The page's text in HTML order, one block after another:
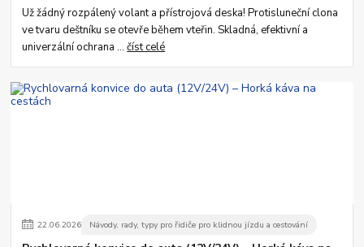
Už žádný rozpálený volant a přístrojová deska! Protisluneční clona
ve tvaru deštníku se otevře během vteřin. Skladná, efektivní a
univerzální ochrana ...číst celé
22.06.2026 Návody, rady, typy pro řidiče pro klidnou jízdu a cestování